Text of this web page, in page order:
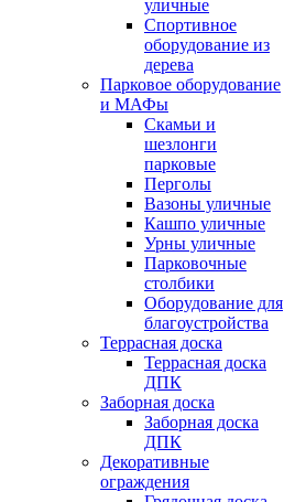
уличные
Спортивное
оборудование из
дерева
Парковое оборудование
и МАФы
Скамьи и
шезлонги
парковые
Перголы
Вазоны уличные
Кашпо уличные
Урны уличные
Парковочные
столбики
Оборудование для
благоустройства
Террасная доска
Террасная доска
ДПК
Заборная доска
Заборная доска
ДПК
Декоративные
ограждения